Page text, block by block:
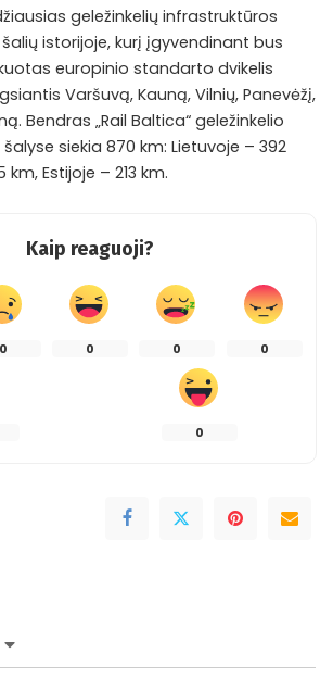
geležinkelių infrastruktūros
istorijoje, kurį įgyvendinant bus
europinio standarto dvikelis
Varšuvą, Kauną, Vilnių, Panevėžį,
Bendras „Rail Baltica“ geležinkelio
siekia 870 km: Lietuvoje – 392
Estijoje – 213 km.
Kaip reaguoji?
0 0 0 0
0